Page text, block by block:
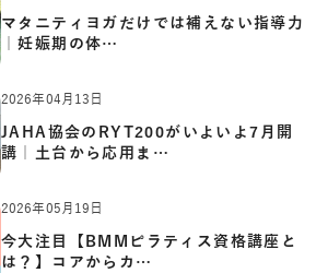
マタニティヨガだけでは補えない指導力
｜妊娠期の体…
2026年04月13日
JAHA協会のRYT200がいよいよ7月開
講｜土台から応用ま…
2026年05月19日
今大注目【BMMピラティス資格講座と
は？】コアからカ…